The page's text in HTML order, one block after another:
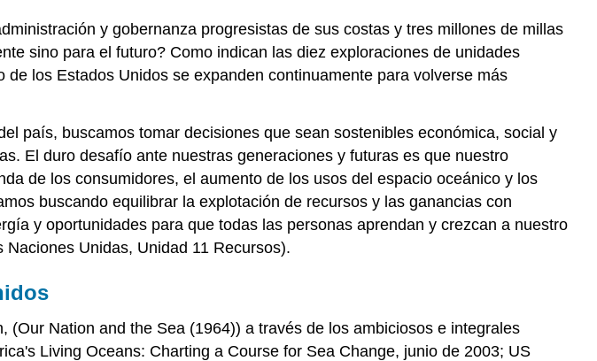
y gobernanza progresistas de sus costas y tres millones de millas
sino para el futuro? Como indican las diez exploraciones de unidades
los Estados Unidos se expanden continuamente para volverse más
país, buscamos tomar decisiones que sean sostenibles económica, social y
El duro desafío ante nuestras generaciones y futuras es que nuestro
de los consumidores, el aumento de los usos del espacio oceánico y los
buscando equilibrar la explotación de recursos y las ganancias con
y oportunidades para que todas las personas aprendan y crezcan a nuestro
Unidas, Unidad 11 Recursos).
Nation and the Sea (1964)) a través de los ambiciosos e integrales
Living Oceans: Charting a Course for Sea Change, junio de 2003; US